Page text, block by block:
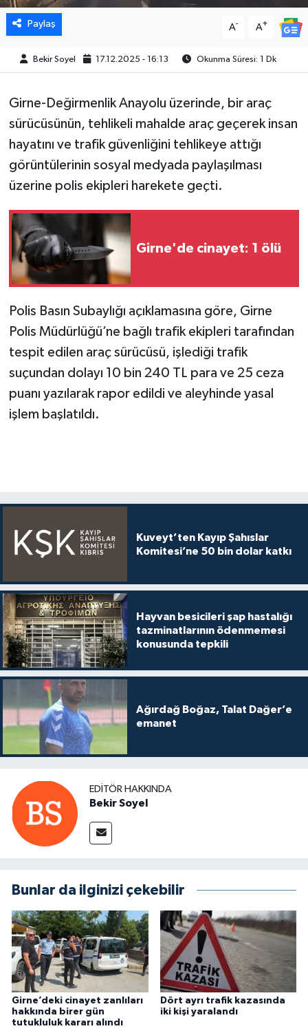
Paylaş A- A+
Bekir Soyel 17.12.2025 - 16:13 Okunma Süresi: 1 Dk
Girne-Değirmenlik Anayolu üzerinde, bir araç
sürücüsünün, tehlikeli mahalde araç geçerek insan
hayatını ve trafik güvenliğini tehlikeye attığı
görüntülerinin sosyal medyada paylaşılması
üzerine polis ekipleri harekete geçti.
Girne'de cinayet: 1 ölü
Polis Basın Subaylığı açıklamasına göre, Girne
Polis Müdürlüğü’ne bağlı trafik ekipleri tarafından
tespit edilen araç sürücüsü, işlediği trafik
suçundan dolayı 10 bin 240 TL para ve 25 ceza
puanı yazılarak rapor edildi ve aleyhinde yasal
işlem başlatıldı.
Kuveyt’ten Kayıp Şahıslar
Komitesi’ne 50 bin dolar katkı
Hayvan besicileri şap hastalığı
tazminatlarının ödenmemesi
konusunda tepkili
Ağırdağ Boğaz, Talat Dağer’e
emanet
EDITÖR HAKKINDA
Bekir Soyel
Bunlar da ilginizi çekebilir
Girne’deki cinayet zanlıları
hakkında birer gün
tutukluluk kararı alındı
Dört ayrı trafik kazasında
iki kişi yaralandı